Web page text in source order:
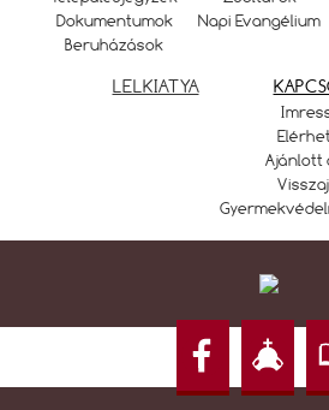
Dokumentumok
Beruházások
Napi Evangélium
LELKIATYA
Ajánlott